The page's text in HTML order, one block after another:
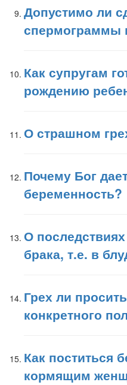
Допустимо ли
спермограммы
Как супругам
рождению
О страшном
Почему Бог
беременность?
О
брака, т.е. в
Грех ли
конкретного
Как поститься
кормящим